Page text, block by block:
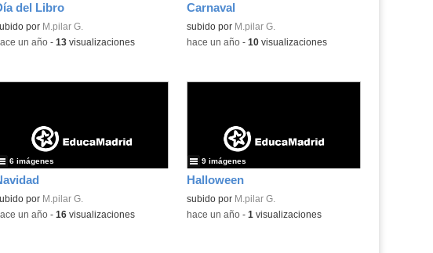
del Libro
por M.pilar G.
un año- 13visualizaciones
Carnaval
subido por M.pilar G.
-hace un año- 10visualizaciones
por M.pilar G.
6 imágenes
un año- 16visualizaciones
Halloween
subido por M.pilar G.
9 imágenes
-hace un año- 1 visualizaciones